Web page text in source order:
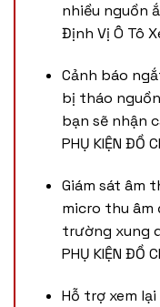
nhiều nguồn
Định Vị Ô Tô
Cảnh báo
bị tháo
bạn sẽ nhận
PHỤ KIỆN ĐỒ
Giám sát âm
micro thu âm
trường xung
PHỤ KIỆN ĐỒ
Hỗ trợ xem